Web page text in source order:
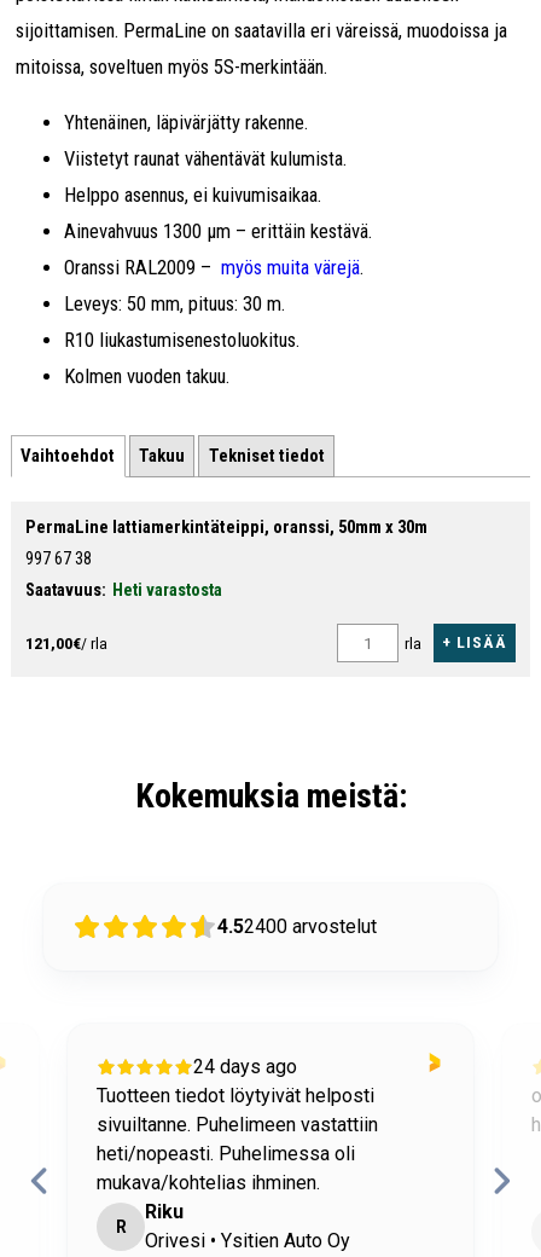
sijoittamisen. PermaLine on saatavilla eri väreissä, muodoissa ja
mitoissa, soveltuen myös 5S-merkintään.
Yhtenäinen, läpivärjätty rakenne.
Viistetyt raunat vähentävät kulumista.
Helppo asennus, ei kuivumisaikaa.
Ainevahvuus 1300 μm – erittäin kestävä.
Oranssi RAL2009 –myös muita värejä.
Leveys: 50 mm, pituus: 30 m.
R10 liukastumisenestoluokitus.
Kolmen vuoden takuu.
Vaihtoehdot Takuu Tekniset tiedot
PermaLine lattiamerkintäteippi, oranssi, 50mm x 30m
997 67 38
Saatavuus: Heti varastosta
121,00€/ rla rla + LISÄÄ
Kokemuksia meistä:
4.52400 arvostelut
24 days ago
Tuotteen tiedot löytyivät helposti
sivuiltanne. Puhelimeen vastattiin
heti/nopeasti. Puhelimessa oli
mukava/kohtelias ihminen.
R
Riku
Orivesi • Ysitien Auto Oy